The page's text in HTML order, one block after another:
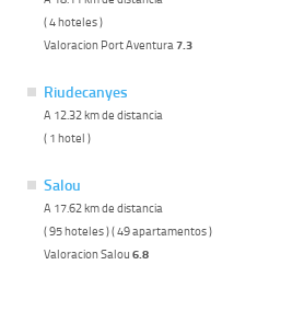
( 4 hoteles )
Valoracion Port Aventura 7.3
Riudecanyes
A 12.32 km de distancia
( 1 hotel )
Salou
A 17.62 km de distancia
( 95 hoteles ) ( 49 apartamentos )
Valoracion Salou 6.8